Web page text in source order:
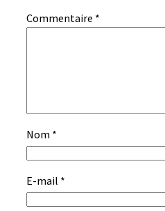
Commentaire *
Nom *
E-mail *